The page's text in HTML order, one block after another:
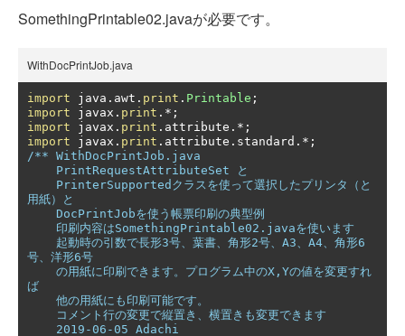
SomethingPrintable02.javaが必要です。
WithDocPrintJob.java
import java . awt . print . Printable ;
import javax . print .*;
import javax . print . attribute .*;
import javax . print . attribute . standard .*;
/** WithDocPrintJob.java
用紙）と
号、洋形6号
ば